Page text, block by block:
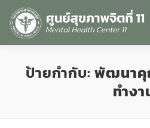
หน้าแรก เกี่ยวกับเรา คุ
ป้ายกำกับ: พัฒนาคุ
ทำงา